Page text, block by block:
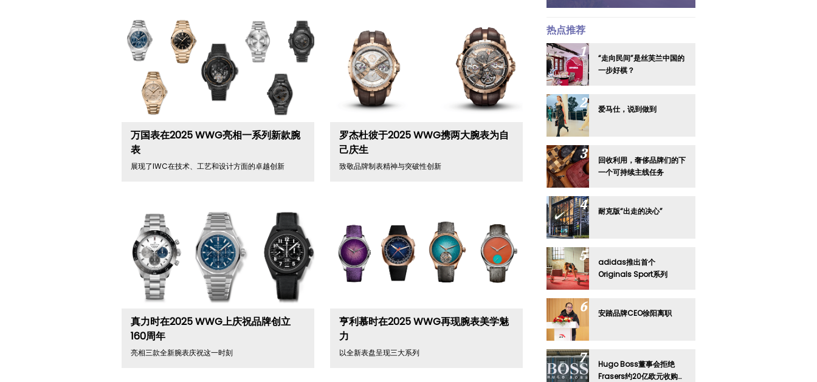
万国表在2025 WWG亮相一系列新款腕
表
展现了IWC在技术、工艺和设计方面的卓越创新
罗杰杜彼于2025 WWG携两大腕表为自
己庆生
致敬品牌制表精神与突破性创新
真力时在2025 WWG上庆祝品牌创立
160周年
亮相三款全新腕表庆祝这一时刻
亨利慕时在2025 WWG再现腕表美学魅
力
以全新表盘呈现三大系列
热点推荐
“走向民间”是丝芙兰中国的
一步好棋？
爱马仕，说到做到
回收利用，奢侈品牌们的下
一个可持续主线任务
耐克版“出走的决心”
adidas推出首个
Originals Sport系列
安踏品牌CEO徐阳离职
Hugo Boss董事会拒绝
Frasers约20亿欧元收购要